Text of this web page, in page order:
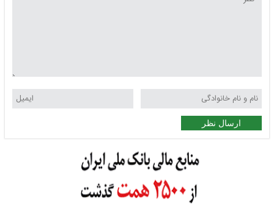
ارسال نظر